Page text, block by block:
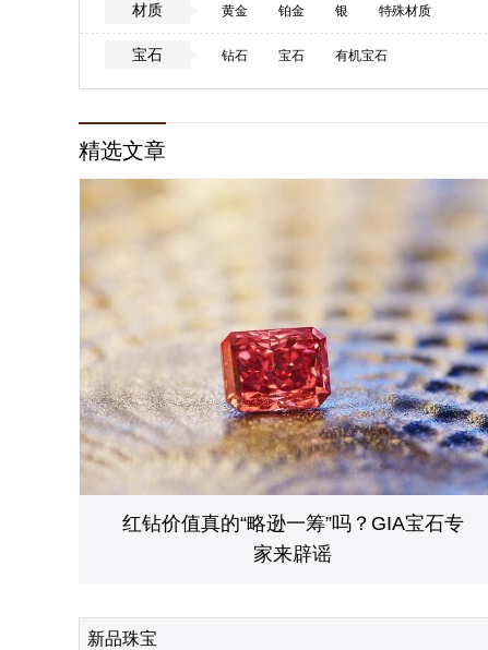
材质 黄金 铂金 银 特殊材质
宝石 钻石 宝石 有机宝石
精选文章
红钻价值真的“略逊一筹”吗？GIA宝石专
家来辟谣
新品珠宝